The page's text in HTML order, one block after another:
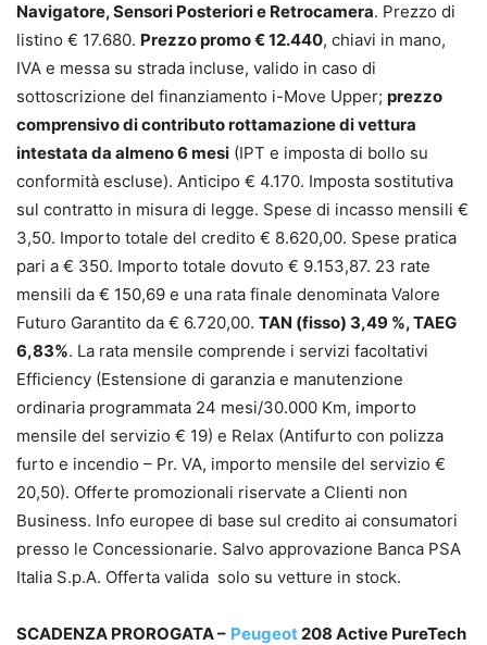
Navigatore, Sensori Posteriori e Retrocamera. Prezzo di
listino € 17.680. Prezzo promo € 12.440, chiavi in mano,
IVA e messa su strada incluse, valido in caso di
sottoscrizione del finanziamento i-Move Upper; prezzo
comprensivo di contributo rottamazione di vettura
intestata da almeno 6 mesi (IPT e imposta di bollo su
conformità escluse). Anticipo € 4.170. Imposta sostitutiva
sul contratto in misura di legge. Spese di incasso mensili €
3,50. Importo totale del credito € 8.620,00. Spese pratica
pari a € 350. Importo totale dovuto € 9.153,87. 23 rate
mensili da € 150,69 e una rata finale denominata Valore
Futuro Garantito da € 6.720,00. TAN (fisso) 3,49 %, TAEG
6,83%. La rata mensile comprende i servizi facoltativi
Efficiency (Estensione di garanzia e manutenzione
ordinaria programmata 24 mesi/30.000 Km, importo
mensile del servizio € 19) e Relax (Antifurto con polizza
furto e incendio – Pr. VA, importo mensile del servizio €
20,50). Offerte promozionali riservate a Clienti non
Business. Info europee di base sul credito ai consumatori
presso le Concessionarie. Salvo approvazione Banca PSA
Italia S.p.A. Offerta valida solo su vetture in stock.
SCADENZA PROROGATA – Peugeot 208 Active PureTech